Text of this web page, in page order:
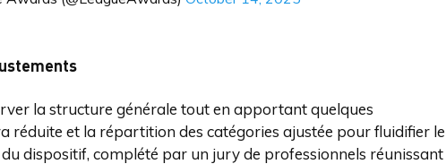
la structure générale tout en apportant quelques
réduite et la répartition des catégories ajustée pour fluidifier le
dispositif, complété par un jury de professionnels réunissant